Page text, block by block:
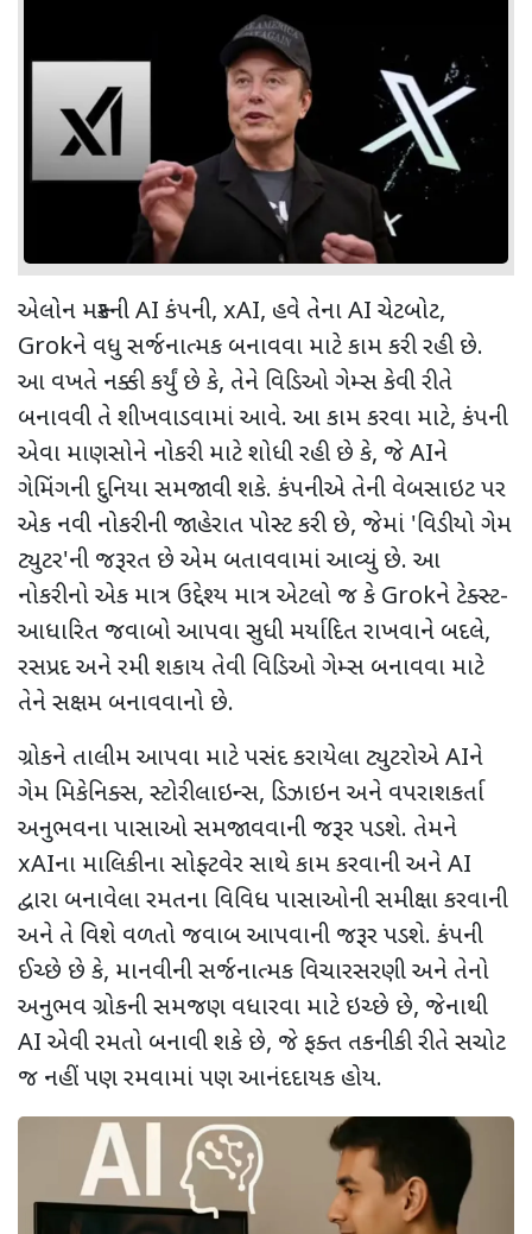
એલોન મસ્કનીAI કંપની, xAI, હવે તેનાAI ચેટબોટ,
Grokને વધુ સર્જનાત્મક બનાવવા માટે કામ કરી રહી છે.
આ વખતે નક્કી કર્યું છે કે, તેને વિડિઓ ગેમ્સ કેવી રીતે
બનાવવી તે શીખવાડવામાં આવે. આ કામ કરવા માટે, કંપની
એવા માણસોને નોકરી માટે શોધી રહી છે કે, જેAIને
ગેમિંગની દુનિયા સમજાવી શકે. કંપનીએ તેની વેબસાઇટ પર
એક નવી નોકરીની જાહેરાત પોસ્ટ કરી છે, જેમાં 'વિડીયો ગેમ
ટ્યુટર'ની જરૂરત છે એમ બતાવવામાં આવ્યું છે. આ
નોકરીનો એક માત્ર ઉદ્દેશ્ય માત્ર એટલો જ કે Grokને ટેક્સ્ટ-
આધારિત જવાબો આપવા સુધી મર્યાદિત રાખવાને બદલે,
રસપ્રદ અને રમી શકાય તેવી વિડિઓ ગેમ્સ બનાવવા માટે
તેને સક્ષમ બનાવવાનો છે.
ગ્રોકને તાલીમ આપવા માટે પસંદ કરાયેલા ટ્યુટરોએAIને
ગેમ મિકેનિક્સ, સ્ટોરીલાઇન્સ, ડિઝાઇન અને વપરાશકર્તા
અનુભવના પાસાઓ સમજાવવાની જરૂર પડશે. તેમને
xAIના માલિકીના સોફ્ટવેર સાથે કામ કરવાની અનેAI
દ્વારા બનાવેલા રમતના વિવિધ પાસાઓની સમીક્ષા કરવાની
અને તે વિશે વળતો જવાબ આપવાની જરૂર પડશે. કંપની
ઈચ્છે છે કે, માનવીની સર્જનાત્મક વિચારસરણી અને તેનો
અનુભવ ગ્રોકની સમજણ વધારવા માટે ઇચ્છે છે, જેનાથી
AI એવી રમતો બનાવી શકે છે, જે ફક્ત તકનીકી રીતે સચોટ
જ નહીં પણ રમવામાં પણ આનંદદાયક હોય.